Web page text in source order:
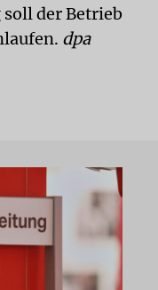
der Betrieb
dpa